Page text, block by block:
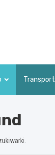
Transport